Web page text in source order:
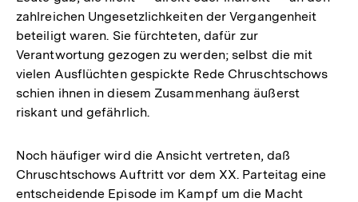
zahlreichen Ungesetzlichkeiten der Vergangenheit
beteiligt waren. Sie fürchteten, dafür zur
Verantwortung gezogen zu werden; selbst die mit
vielen Ausflüchten gespickte Rede Chruschtschows
schien ihnen in diesem Zusammenhang äußerst
riskant und gefährlich.
Noch häufiger wird die Ansicht vertreten, daß
Chruschtschows Auftritt vor dem XX. Parteitag eine
entscheidende Episode im Kampf um die Macht